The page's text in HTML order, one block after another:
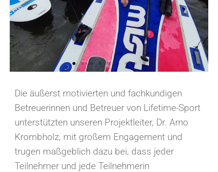
Die äußerst motivierten und fachkundigen
Betreuerinnen und Betreuer von Lifetime-Sport
unterstützten unseren Projektleiter, Dr. Arno
Krombholz, mit großem Engagement und
trugen maßgeblich dazu bei, dass jeder
Teilnehmer und jede Teilnehmerin